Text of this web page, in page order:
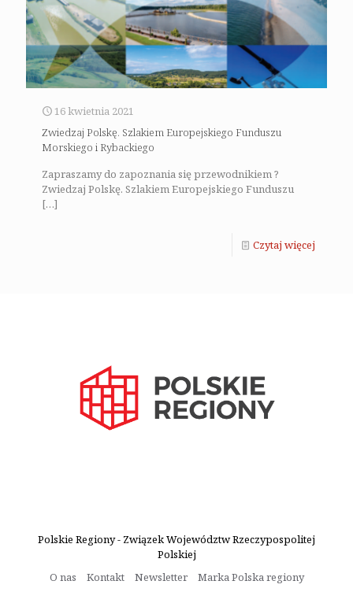
16 kwietnia 2021
Zwiedzaj Polskę. Szlakiem Europejskiego Funduszu
Morskiego i Rybackiego
Zapraszamy do zapoznania się przewodnikiem ?
Zwiedzaj Polskę. Szlakiem Europejskiego Funduszu
[…]
Czytaj więcej
Polskie Regiony - Związek Województw Rzeczypospolitej
Polskiej
O nas
Kontakt Newsletter Marka Polska regiony